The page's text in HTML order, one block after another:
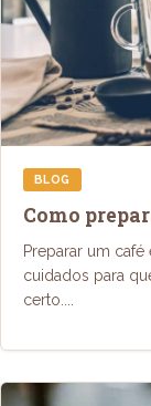
BLOG
Como
Preparar um
cuidados para
certo....